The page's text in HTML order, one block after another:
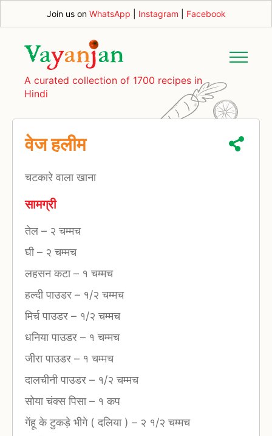
Join us on WhatsApp Instagram Facebook
A curated collection of 1700 recipes in
Hindi
वेज हलीम
चटकारे वाला खाना
सामग्री
तेल – २ चम्मच
घी– २ चम्मच
लहसन कटा– १ चम्मच
हल्दी पाउडर – १/२ चम्मच
मिर्च पाउडर – १/२ चम्मच
धनिया पाउडर – १ चम्मच
जीरा पाउडर – १ चम्मच
दालचीनी पाउडर – १/२ चम्मच
सोया चंक्स पिसा– १ कप
गेंहू के टुकड़े भीगे ( दलिया ) – २ १/२ चम्मच